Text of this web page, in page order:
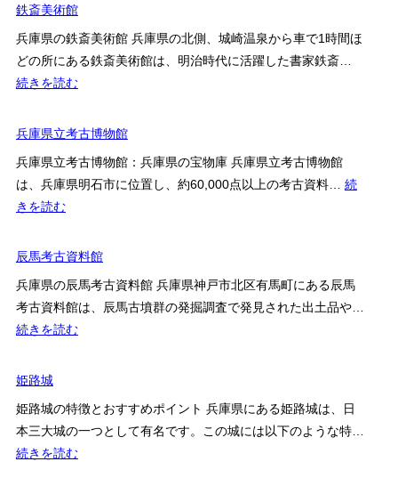
鉄斎美術館
兵庫県の鉄斎美術館 兵庫県の北側、城崎温泉から車で1時間ほ
どの所にある鉄斎美術館は、明治時代に活躍した書家鉄斎…
続きを読む:
斎
術
館
兵庫県立考古博物館
兵庫県立考古博物館：兵庫県の宝物庫 兵庫県立考古博物館
は、兵庫県明石市に位置し、約60,000点以上の考古資料… 続
きを読む:
庫
立
考
古
館
辰馬考古資料館
兵庫県の辰馬考古資料館 兵庫県神戸市北区有馬町にある辰馬
考古資料館は、辰馬古墳群の発掘調査で発見された出土品や…
続きを読む:
古
料
姫路城
姫路城の特徴とおすすめポイント 兵庫県にある姫路城は、日
本三大城の一つとして有名です。この城には以下のような特…
続きを読む: